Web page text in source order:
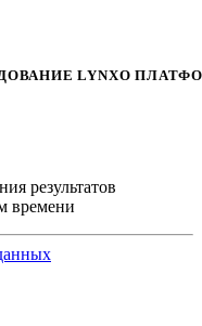
LYNXО
результатов
времени